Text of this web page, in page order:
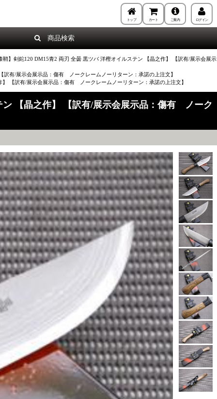
トップ カート ご案内 ログイン
商品検索
】剣鉈120 DM15青2 両刃 全曇 黒ツバ 洋樫オイルステン 【晶之作】 【訳有/展示会展示
有/展示会展示品：傷有 ノークレームノーリターン：承諾の上注文】
【訳有/展示会展示品：傷有 ノークレームノーリターン：承諾の上注文】
【晶之作】 【訳有/展示会展示品：傷有 ノーク